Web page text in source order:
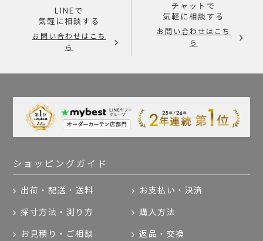
LINEで
気軽に相談する
お問い合わせはこち
ら
チャットで
気軽に相談する
お問い合わせはこち
ら
ショッピングガイド
出荷・配送・送料 お支払い・決済
採寸方法・測り方 購入方法
お見積り・ご相談 返品・交換